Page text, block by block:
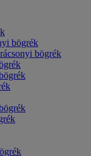
bögrék
bögrék